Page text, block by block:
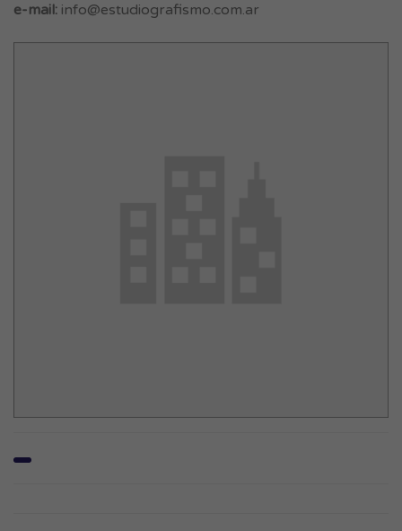
e-mail: info@estudiografismo.com.ar